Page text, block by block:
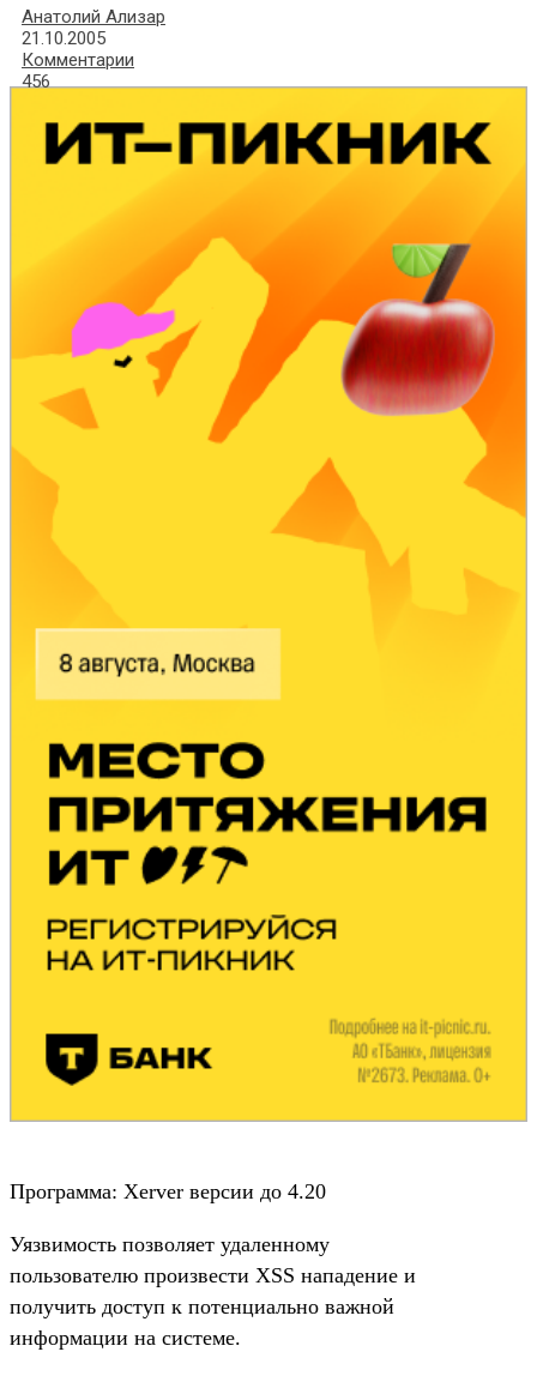
Анатолий Ализар
21.10.2005
Комментарии
456
Программа: Xerver версии до 4.20
Уязвимость позволяет удаленному
пользователю произвести XSS нападение и
получить доступ к потенциально важной
информации на системе.